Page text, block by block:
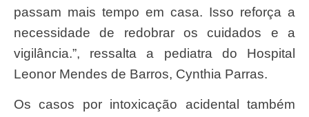
passam mais tempo em casa. Isso reforça a
necessidade de redobrar os cuidados e a
vigilância.”, ressalta a pediatra do Hospital
Leonor Mendes de Barros, Cynthia Parras.
Os casos por intoxicação acidental também